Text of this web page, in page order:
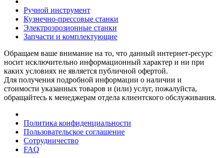
Ручной инструмент
Кузнечно-прессовые станки
Электроэрозионные станки
Запчасти и комплектующие
Обращаем ваше внимание на то, что данный интернет-ресурс
носит исключительно информационный характер и ни при
каких условиях не является публичной офертой.
Для получения подробной информации о наличии и
стоимости указанных товаров и (или) услуг, пожалуйста,
обращайтесь к менеджерам отдела клиентского обслуживания.
Политика конфиденциальности
Пользовательское соглашение
Сотрудничество
FAQ